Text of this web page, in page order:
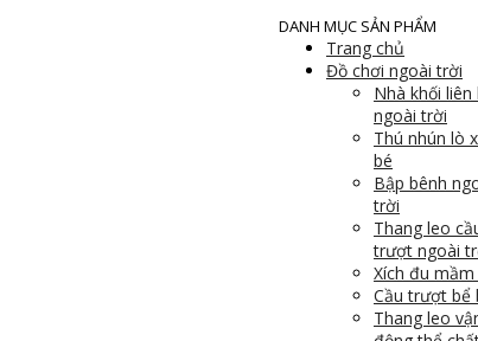
DANH MỤC SẢN PHẨM
Trang chủ
Đồ chơi ngoài trời
Nhà khối liên
ngoài trời
Thú nhún lò
bé
Bập bênh
trời
Thang leo
trượt ngoài
Xích đu
Cầu trượt bể
Thang leo